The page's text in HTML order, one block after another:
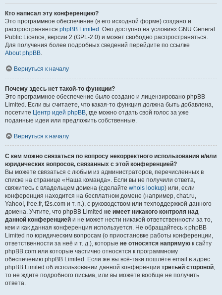
Кто написал эту конференцию?
Это программное обеспечение (в его исходной форме) создано и
распространяется phpBB Limited . Оно доступно на условиях GNU General
Public Licence, версии 2 (GPL-2.0) и может свободно распространяться.
Для получения более подробных сведений перейдите по ссылке
About phpBB.
Вернуться к началу
Почему здесь нет такой-то функции?
Это программное обеспечение было создано и лицензировано phpBB
Limited. Если вы считаете, что какая-то функция должна быть добавлена,
посетите Центр идей phpBB, где можно отдать свой голос за уже
поданные идеи или предложить собственные.
Вернуться к началу
С кем можно связаться по вопросу некорректного использования и/или
юридических вопросов, связанных с этой конференцией?
Вы можете связаться с любым из администраторов, перечисленных в
списке на странице «Наша команда». Если вы не получили ответа,
свяжитесь с владельцем домена (сделайте whois lookup) или, если
конференция находится на бесплатном домене (например, chat.ru,
Yahoo!, free.fr, f2s.com и т. п.), с руководством или техподдержкой данного
домена. Учтите, что phpBB Limited не имеет никакого контроля над
данной конференцией и не может нести никакой ответственности за то,
кем и как данная конференция используется. Не обращайтесь к phpBB
Limited по юридическим вопросам (о приостановке работы конференции,
ответственности за неё и т. д.), которые не относятся напрямую к сайту
phpBB.com или которые частично относятся к программному
обеспечению phpBB Limited. Если же вы всё-таки пошлёте email в адрес
phpBB Limited об использовании данной конференции третьей стороной,
то не ждите подробного письма, или вы можете вообще не получить
ответа.